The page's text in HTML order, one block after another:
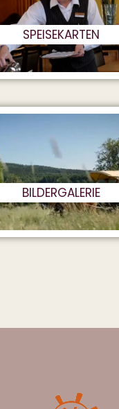
SPEISEKARTEN
BILDERGALERIE